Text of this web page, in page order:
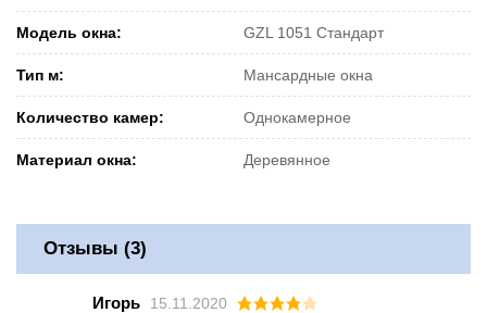
Модель окна: GZL 1051 Стандарт
Тип м: Мансардные окна
Количество камер: Однокамерное
Материал окна: Деревянное
Отзывы (3)
Игорь
15.11.2020